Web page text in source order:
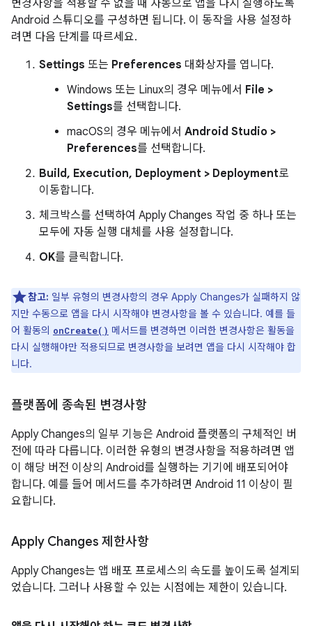
변경사항을 적용할 수 없을 때 자동으로 앱을 다시 실행하도록
Android 스튜디오를 구성하면 됩니다. 이 동작을 사용 설정하
려면 다음 단계를 따르세요.
Settings 또는 Preferences 대화상자를 엽니다.
Windows 또는 Linux의 경우 메뉴에서 File >
Settings를 선택합니다.
macOS의 경우 메뉴에서 Android Studio >
Preferences를 선택합니다.
Build, Execution, Deployment > Deployment로
이동합니다.
체크박스를 선택하여 Apply Changes 작업 중 하나 또는
모두에 자동 실행 대체를 사용 설정합니다.
OK를 클릭합니다.
참고: 일부 유형의 변경사항의 경우 Apply Changes가 실패하지 않
지만 수동으로 앱을 다시 시작해야 변경사항을 볼 수 있습니다. 예를 들
어 활동의 onCreate() 메서드를 변경하면 이러한 변경사항은 활동을
다시 실행해야만 적용되므로 변경사항을 보려면 앱을 다시 시작해야 합
니다.
플랫폼에 종속된 변경사항
Apply Changes의 일부 기능은 Android 플랫폼의 구체적인 버
전에 따라 다릅니다. 이러한 유형의 변경사항을 적용하려면 앱
이 해당 버전 이상의 Android를 실행하는 기기에 배포되어야
합니다. 예를 들어 메서드를 추가하려면 Android 11 이상이 필
요합니다.
Apply Changes 제한사항
Apply Changes는 앱 배포 프로세스의 속도를 높이도록 설계되
었습니다. 그러나 사용할 수 있는 시점에는 제한이 있습니다.